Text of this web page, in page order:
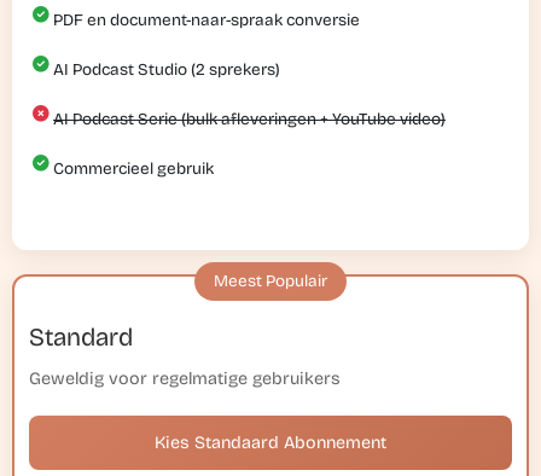
PDF en document-naar-spraak conversie
AI Podcast Studio (2 sprekers)
AI Podcast Serie (bulk afleveringen + YouTube video)
Commercieel gebruik
Standard
Geweldig voor regelmatige gebruikers
Kies Standaard Abonnement